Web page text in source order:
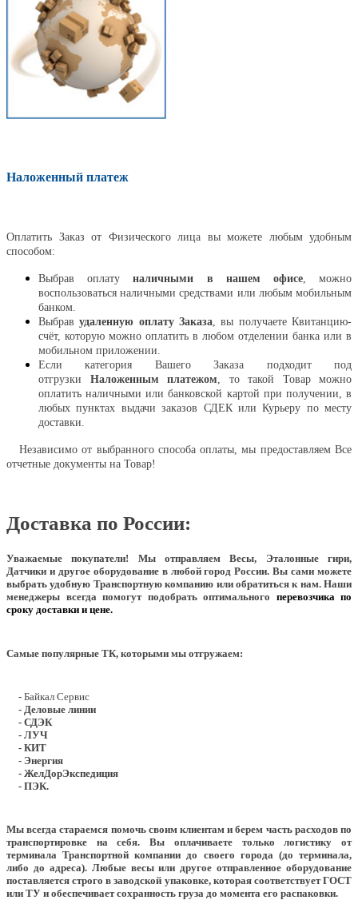
Наложенный платеж
Оплатить Заказ от Физического лица вы можете любым удобным
способом:
Выбрав оплатуналичными в нашем офисе, можно
воспользоваться наличными средствами или любым мобильным
банком.
Выбравудаленную оплату Заказа , вы получаете Квитанцию-
счёт, которую можно оплатить в любом отделении банка или в
мобильном приложении.
Если категория Вашего Заказа подходит под
отгрузки Наложенным платежом , то такой Товар можно
оплатить наличными или банковской картой при получении, в
любых пунктах выдачи заказов СДЕК или Курьеру по месту
доставки.
Независимо от выбранного способа оплаты, мы предоставляем Все
отчетные документы на Товар!
Доставка по России:
Уважаемые покупатели! Мы отправляем Весы, Эталонные гири,
Датчики и другое оборудование в любой город России. Вы сами можете
выбрать удобную Транспортную компанию или обратиться к нам. Наши
менеджеры всегда помогут подобрать оптимального перевозчика по
сроку доставки и цене.
Самые популярные ТК, которыми мы отгружаем:
- Байкал Сервис
- Деловые линии
- СДЭК
- ЛУЧ
- КИТ
- Энергия
- ЖелДорЭкспедиция
- ПЭК.
Мы всегда стараемся помочь своим клиентам и берем часть расходов по
транспортировке на себя. Вы оплачиваете только логистику от
терминала Транспортной компании до своего города (до терминала,
либо до адреса). Любые весы или другое отправленное оборудование
поставляется строго в заводской упаковке, которая соответствует ГОСТ
или ТУ и обеспечивает сохранность груза до момента его распаковки.